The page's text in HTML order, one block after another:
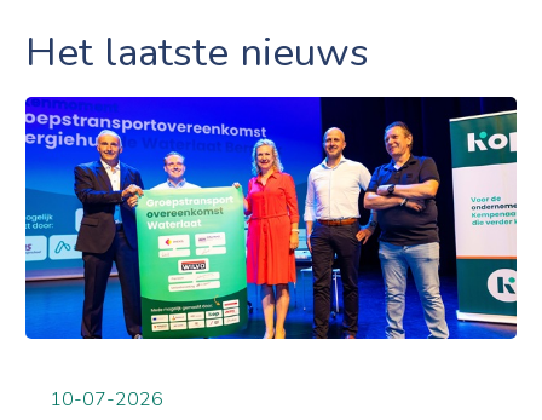
Het laatste nieuws
10-07-2026